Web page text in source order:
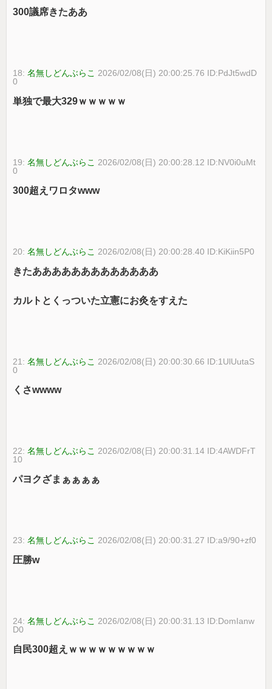
300議席きたああ
18:名無しどんぶらこ 2026/02/08(日) 20:00:25.76 ID:PdJt5wdD
0
単独で最大329ｗｗｗｗｗ
19:名無しどんぶらこ 2026/02/08(日) 20:00:28.12 ID:NV0i0uMt
0
300超えワロタwww
20:名無しどんぶらこ 2026/02/08(日) 20:00:28.40 ID:KiKiin5P0
きたあああああああああああああ
カルトとくっついた立憲にお灸をすえた
21:名無しどんぶらこ 2026/02/08(日) 20:00:30.66 ID:1UlUutaS
0
くさwwww
22:名無しどんぶらこ 2026/02/08(日) 20:00:31.14 ID:4AWDFrT
10
パヨクざまぁぁぁぁ
23:名無しどんぶらこ 2026/02/08(日) 20:00:31.27 ID:a9/90+zf0
圧勝w
24:名無しどんぶらこ 2026/02/08(日) 20:00:31.13 ID:DomIanw
D0
自民300超えｗｗｗｗｗｗｗｗｗ